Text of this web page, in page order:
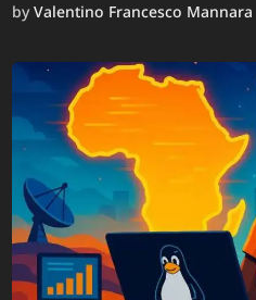
byValentino Francesco Mannara